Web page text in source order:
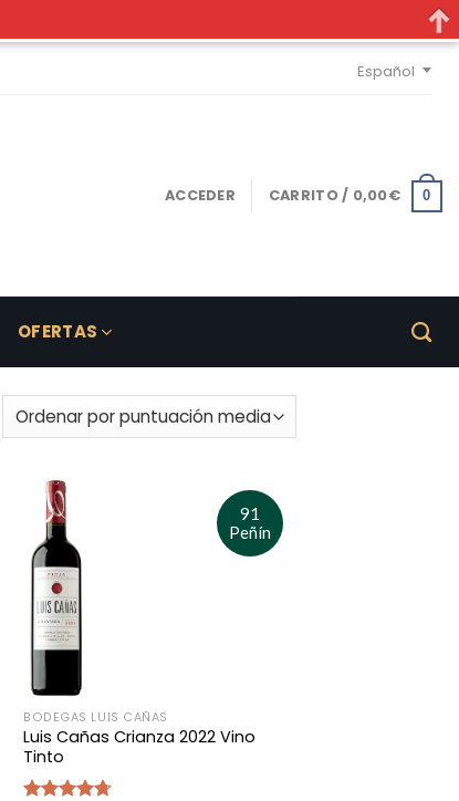
Español
ACCEDER CARRITO / 0,00€ 0
OFERTAS
91
Peñín
BODEGAS LUIS CAÑAS
Luis Cañas Crianza 2022 Vino
Tinto